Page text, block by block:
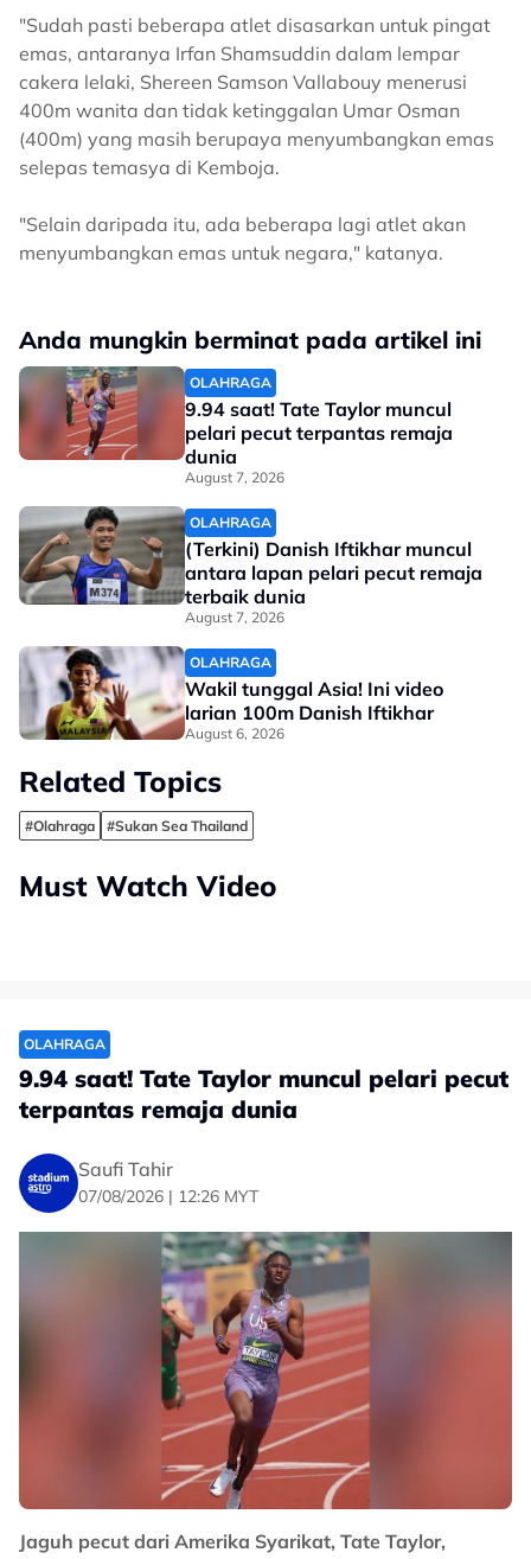
"Sudah pasti beberapa atlet disasarkan untuk pingat
emas, antaranya Irfan Shamsuddin dalam lempar
cakera lelaki, Shereen Samson Vallabouy menerusi
400m wanita dan tidak ketinggalan Umar Osman
(400m) yang masih berupaya menyumbangkan emas
selepas temasya di Kemboja.
"Selain daripada itu, ada beberapa lagi atlet akan
menyumbangkan emas untuk negara," katanya.
Anda mungkin berminat pada artikel ini
OLAHRAGA
9.94 saat! Tate Taylor muncul
pelari pecut terpantas remaja
dunia
August 7, 2026
OLAHRAGA
(Terkini) Danish Iftikhar muncul
antara lapan pelari pecut remaja
terbaik dunia
August 7, 2026
OLAHRAGA
Wakil tunggal Asia! Ini video
larian 100m Danish Iftikhar
August 6, 2026
Related Topics
#Olahraga #Sukan Sea Thailand
Must Watch Video
OLAHRAGA
9.94 saat! Tate Taylor muncul pelari pecut
terpantas remaja dunia
Saufi Tahir
07/08/2026 | 12:26 MYT
Jaguh pecut dari Amerika Syarikat, Tate Taylor,